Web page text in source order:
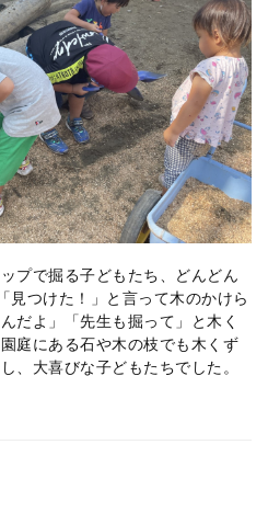
プで掘る子どもたち、どんどん
見つけた！」と言って木のかけら
だよ」「先生も掘って」と木く
庭にある石や木の枝でも木くず
、大喜びな子どもたちでした。